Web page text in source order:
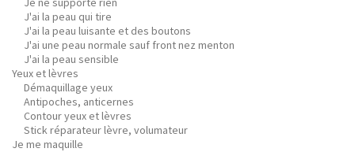
J'ai la peau qui tire
J'ai la peau luisante et des boutons
J'ai une peau normale sauf front nez menton
J'ai la peau sensible
Yeux et lèvres
Démaquillage yeux
Antipoches, anticernes
Contour yeux et lèvres
Stick réparateur lèvre, volumateur
Je me maquille